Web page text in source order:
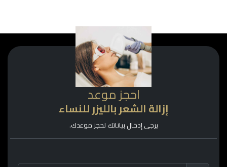
احجز موعد
إزالة الشعر بالليزر للنساء
يرجى إدخال بياناتك لحجز موعدك.